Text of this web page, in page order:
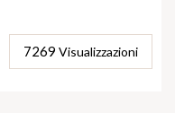
7269 Visualizzazioni